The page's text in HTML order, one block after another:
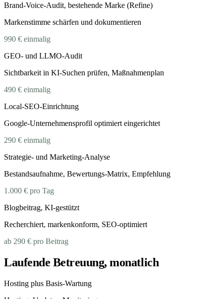
Brand-Voice-Audit, bestehende Marke (Refine)
Markenstimme schärfen und dokumentieren
990 € einmalig
GEO- und LLMO-Audit
Sichtbarkeit in KI-Suchen prüfen, Maßnahmenplan
490 € einmalig
Local-SEO-Einrichtung
Google-Unternehmensprofil optimiert eingerichtet
290 € einmalig
Strategie- und Marketing-Analyse
Bestandsaufnahme, Bewertungs-Matrix, Empfehlung
1.000 € pro Tag
Blogbeitrag, KI-gestützt
Recherchiert, markenkonform, SEO-optimiert
ab 290 € pro Beitrag
Laufende Betreuung, monatlich
Hosting plus Basis-Wartung